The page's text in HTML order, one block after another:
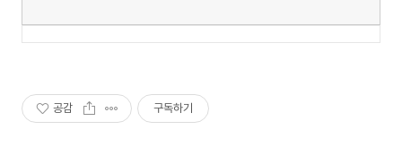
공감 구독하기